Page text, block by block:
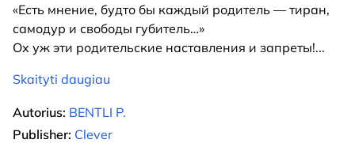
«Есть мнение, будто бы каждый родитель — тиран,
самодур и свободы губитель…»
Ох уж эти родительские наставления и запреты!...
Skaityti daugiau
Autorius: BENTLI P.
Publisher: Clever